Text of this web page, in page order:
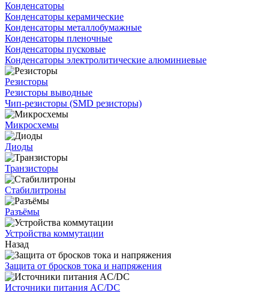
Конденсаторы
Конденсаторы керамические
Конденсаторы металлобумажные
Конденсаторы пленочные
Конденсаторы пусковые
Конденсаторы электролитические алюминиевые
Резисторы
Резисторы выводные
Чип-резисторы (SMD резисторы)
Микросхемы
Диоды
Транзисторы
Стабилитроны
Разъёмы
Устройства коммутации
Назад
Защита от бросков тока и напряжения
Источники питания AC/DC